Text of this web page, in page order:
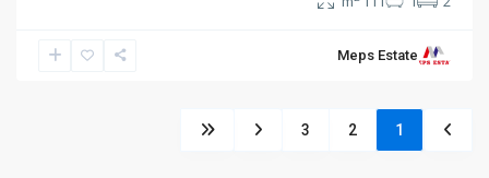
Meps Estate
1
2
3